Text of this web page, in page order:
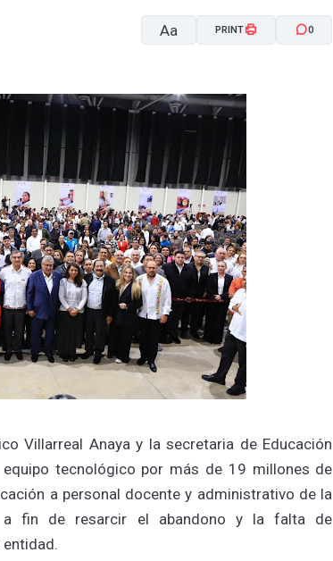
Aa
A-
PRINT 0
Villarreal Anaya y la secretaria de Educación
equipo tecnológico por más de 19 millones de
a personal docente y administrativo de la
a fin de resarcir el abandono y la falta de